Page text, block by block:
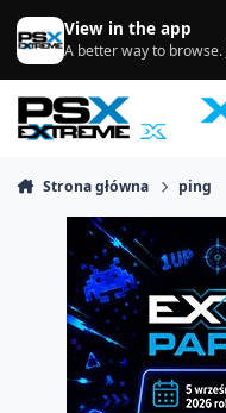
Skocz do zawartości
View in the app
A better way to browse.
Strona główna ping